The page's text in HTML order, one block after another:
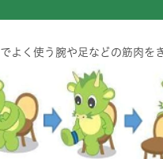
よく使う腕や足などの筋肉を